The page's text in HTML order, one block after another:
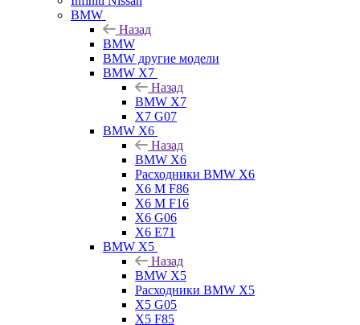
BMW
Назад
BMW
BMW другие модели
BMW X7
Назад
BMW X7
X7 G07
BMW X6
Назад
BMW X6
Расходники BMW X6
X6 M F86
X6 M F16
X6 G06
X6 E71
BMW X5
Назад
BMW X5
Расходники BMW X5
X5 G05
X5 F85